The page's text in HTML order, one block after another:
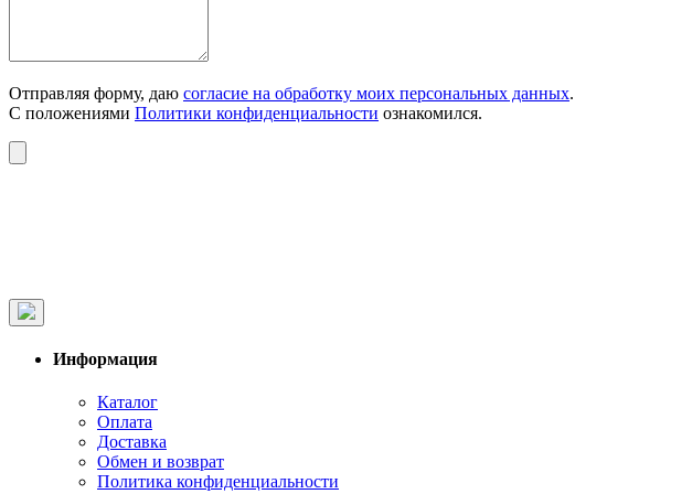
Отправляя форму, даю согласие на обработку моих персональных данных.
С положениями Политики конфиденциальности ознакомился.
Информация
Каталог
Оплата
Доставка
Обмен и возврат
Политика конфиденциальности